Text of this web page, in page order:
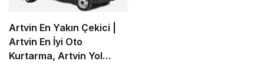
Artvin En Yakın Çekici |
Artvin En İyi Oto
Kurtarma, Artvin Yol